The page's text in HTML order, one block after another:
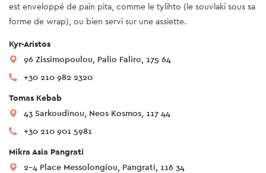
est enveloppé de pain pita, comme le tylihto (le souvlaki sous sa
forme de wrap), ou bien servi sur une assiette.
Kyr-Aristos
96 Zissimopoulou, Palio Faliro, 175 64
+30 210 982 2320
Tomas Kebab
43 Sarkoudinou, Neos Kosmos, 117 44
+30 210 901 5981
Mikra Asia Pangrati
2-4 Place Messolongiou, Pangrati, 116 34